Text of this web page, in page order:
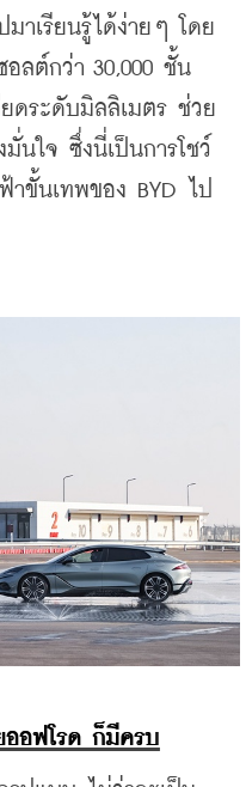
าเรียนรู้ได้ง่ายๆ โดย
อลต์กว่า 30,000 ชั้น
ดระดับมิลลิเมตร ช่วย
นใจ ซึ่งนี่เป็นการโชว์
ขั้นเทพของ BYD ไป
ออฟโรด ก็มีครบ